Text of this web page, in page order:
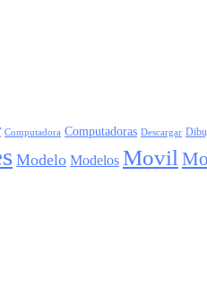
Computadora Computadoras Descargar
Modelo Modelos Movil